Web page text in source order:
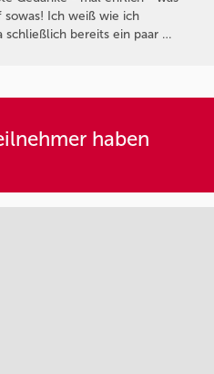
sowas! Ich weiß wie ich
schließlich bereits ein paar …
haben